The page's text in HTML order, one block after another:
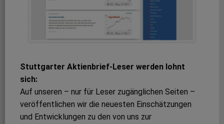
Stuttgarter Aktienbrief-Leser werden lohnt
sich:
Auf unseren – nur für Leser zugänglichen Seiten –
veröffentlichen wir die neuesten Einschätzungen
und Entwicklungen zu den von uns zur